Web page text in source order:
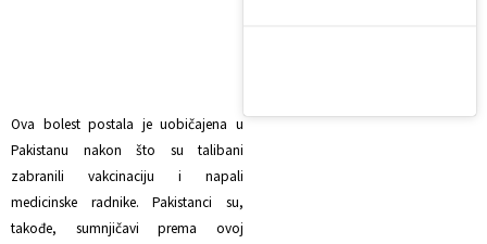
Ova bolest postala je uobičajena u
Pakistanu nakon što su talibani
zabranili vakcinaciju i napali
medicinske radnike. Pakistanci su,
takođe, sumnjičavi prema ovoj